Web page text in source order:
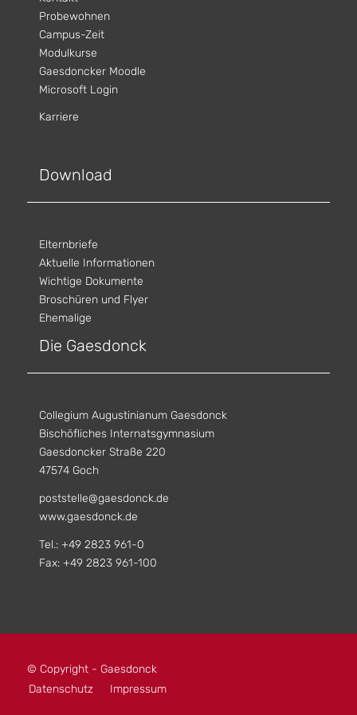
Probewohnen
Campus-Zeit
Modulkurse
Gaesdoncker Moodle
Microsoft Login
Karriere
Download
Elternbriefe
Aktuelle Informationen
Wichtige Dokumente
Broschüren und Flyer
Ehemalige
Die Gaesdonck
Collegium Augustinianum Gaesdonck
Bischöfliches Internatsgymnasium
Gaesdoncker Straße 220
47574 Goch
poststelle@gaesdonck.de
www.gaesdonck.de
Tel.: +49 2823 961-0
Fax: +49 2823 961-100
© Copyright - Gaesdonck
Datenschutz
Impressum